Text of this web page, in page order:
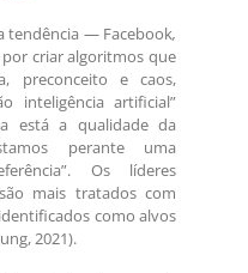
tendência — Facebook,
criar algoritmos que
preconceito e caos,
inteligência artificial”
está a qualidade da
perante uma
Os líderes
mais tratados com
como alvos
2021).